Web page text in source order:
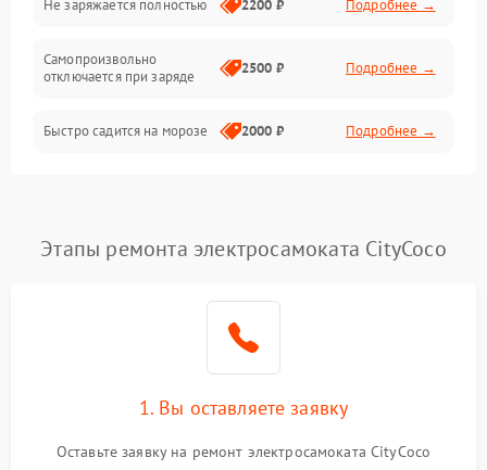
Не заряжается полностью 2200 ₽ Подробнее →
Самопроизвольно
отключается при заряде
2500 ₽ Подробнее →
Быстро садится на морозе 2000 ₽ Подробнее →
Этапы ремонта электросамоката CityCoco
1. Вы оставляете заявку
Оставьте заявку на ремонт электросамоката CityCoco